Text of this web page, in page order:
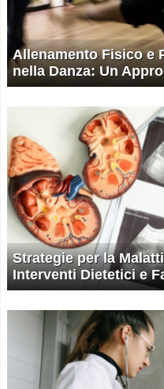
Allenamento Fisico e
nella Danza: Un
Strategie per la
Interventi Dietetici e